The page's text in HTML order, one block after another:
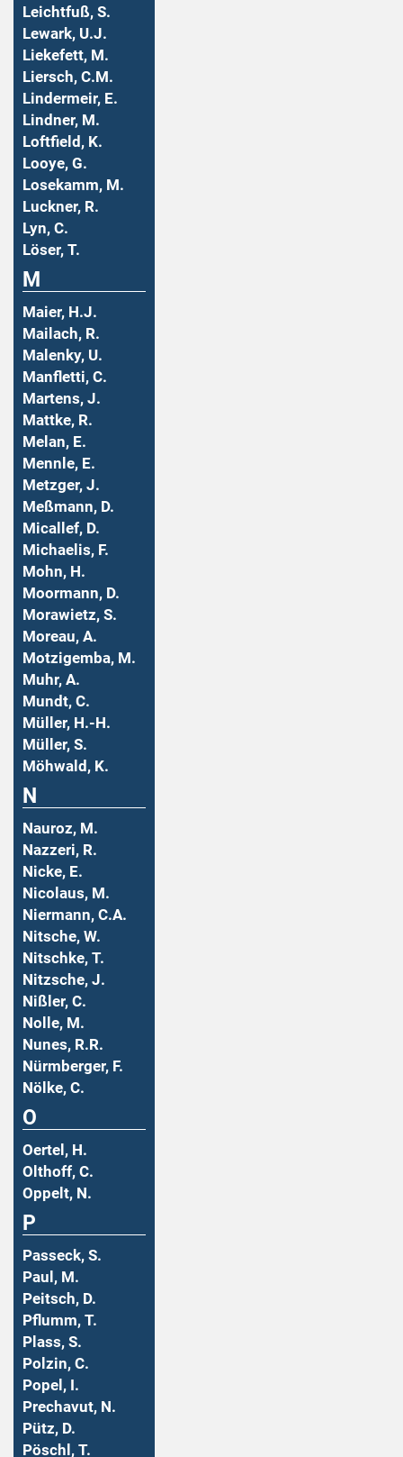
Leichtfuß, S.
Lewark, U.J.
Liekefett, M.
Liersch, C.M.
Lindermeir, E.
Lindner, M.
Loftfield, K.
Looye, G.
Losekamm, M.
Luckner, R.
Lyn, C.
Löser, T.
M
Maier, H.J.
Mailach, R.
Malenky, U.
Manfletti, C.
Martens, J.
Mattke, R.
Melan, E.
Mennle, E.
Metzger, J.
Meßmann, D.
Micallef, D.
Michaelis, F.
Mohn, H.
Moormann, D.
Morawietz, S.
Moreau, A.
Motzigemba, M.
Muhr, A.
Mundt, C.
Müller, H.-H.
Müller, S.
Möhwald, K.
N
Nauroz, M.
Nazzeri, R.
Nicke, E.
Nicolaus, M.
Niermann, C.A.
Nitsche, W.
Nitschke, T.
Nitzsche, J.
Nißler, C.
Nolle, M.
Nunes, R.R.
Nürmberger, F.
Nölke, C.
O
Oertel, H.
Olthoff, C.
Oppelt, N.
P
Passeck, S.
Paul, M.
Peitsch, D.
Pflumm, T.
Plass, S.
Polzin, C.
Popel, I.
Prechavut, N.
Pütz, D.
Pöschl, T.